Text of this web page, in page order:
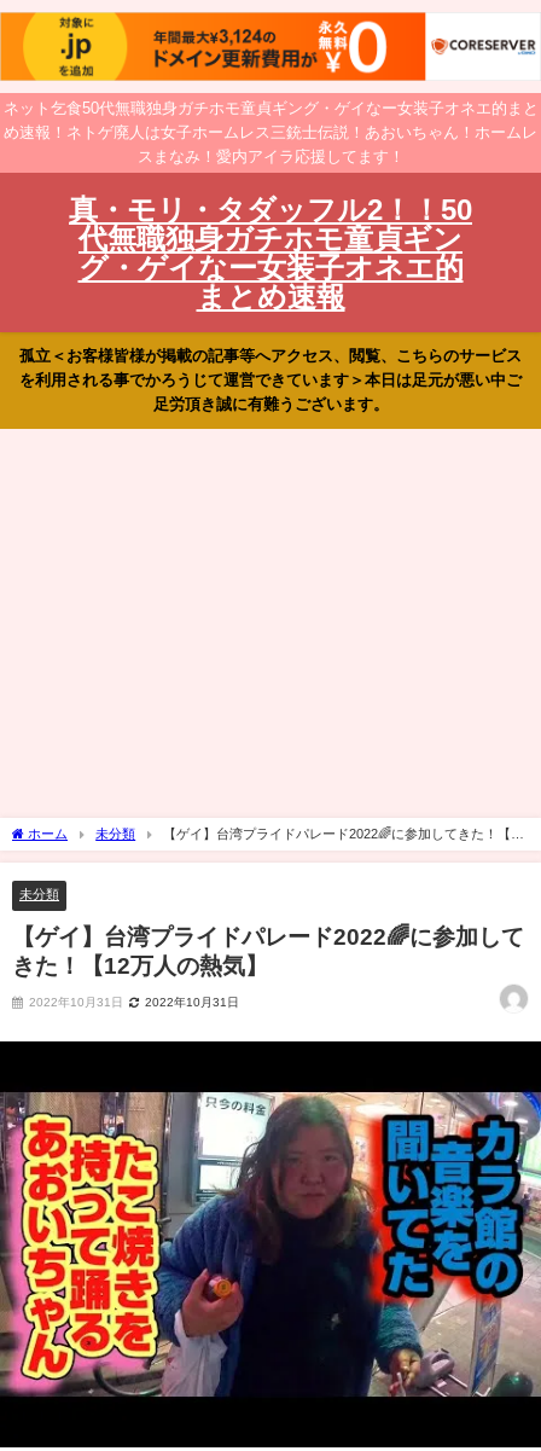
ネット乞食50代無職独身ガチホモ童貞ギング・ゲイなー女装子オネエ的まと
め速報！ネトゲ廃人は女子ホームレス三銃士伝説！あおいちゃん！ホームレ
スまなみ！愛内アイラ応援してます！
真・モリ・タダッフル2！！50
代無職独身ガチホモ童貞ギン
グ・ゲイなー女装子オネエ的
まとめ速報
孤立＜お客様皆様が掲載の記事等へアクセス、閲覧、こちらのサービス
を利用される事でかろうじて運営できています＞本日は足元が悪い中ご
足労頂き誠に有難うございます。
ホーム 未分類
【ゲイ】台湾プライドパレード2022🌈に参加してきた！【12
万人の熱気】
未分類
【ゲイ】台湾プライドパレード2022🌈に参加して
きた！【12万人の熱気】
2022年10月31日 2022年10月31日